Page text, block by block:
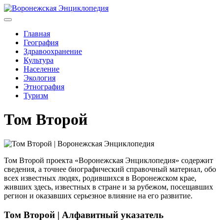
Главная
География
Здравоохранение
Культура
Население
Экология
Этнография
Туризм
Том Второй
Том Второй проекта «Воронежская Энциклопедия» содержит
сведения, а точнее биографический справочный материал, обо
всех известных людях, родившихся в Воронежском крае,
живших здесь, известных в стране и за рубежом, посещавших
регион и оказавших серьезное влияние на его развитие.
Том Второй | Алфавитный указатель